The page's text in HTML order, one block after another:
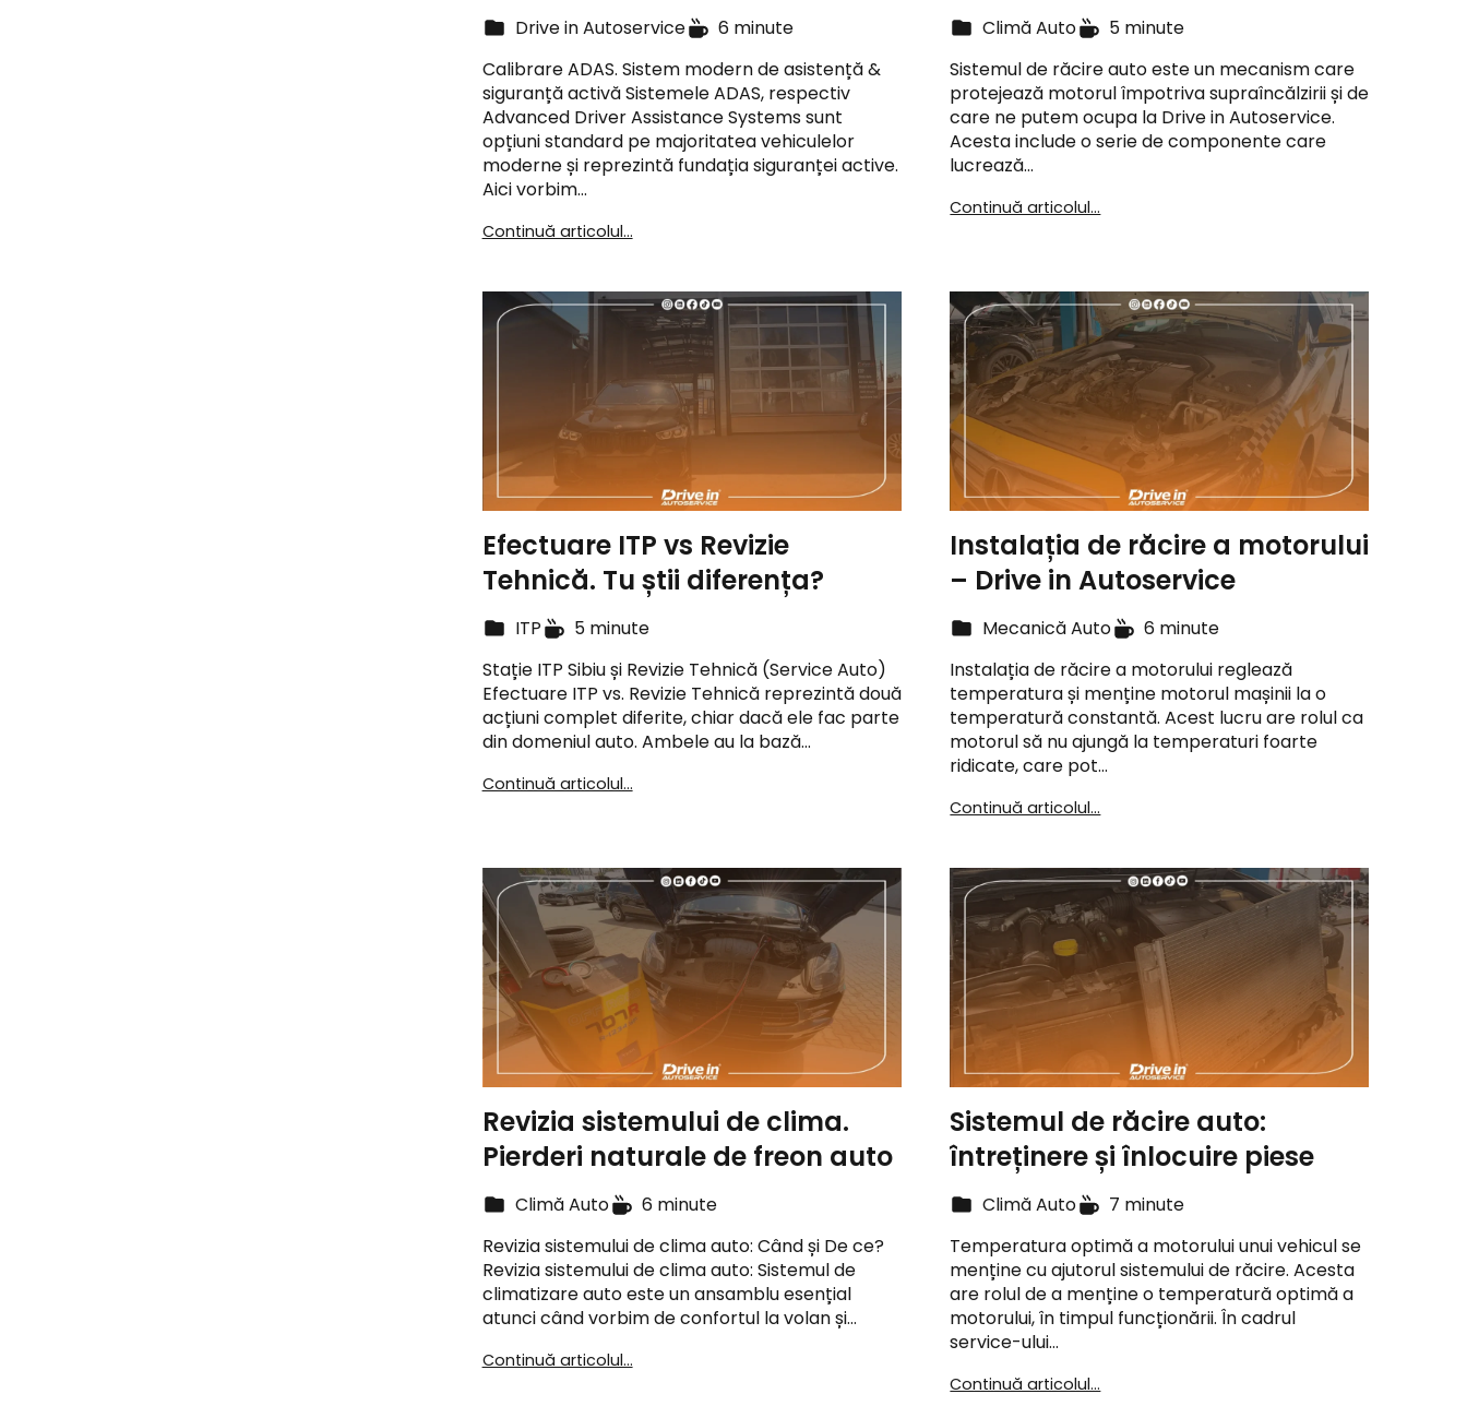
Drive in Autoservice
6 minute
Calibrare ADAS. Sistem modern de asistență &
siguranță activă Sistemele ADAS, respectiv
Advanced Driver Assistance Systems sunt
opțiuni standard pe majoritatea vehiculelor
moderne și reprezintă fundația siguranței active.
Aici vorbim…
Continuă articolul...
Climă Auto
5 minute
Sistemul de răcire auto este un mecanism care
protejează motorul împotriva supraîncălzirii și de
care ne putem ocupa la Drive in Autoservice.
Acesta include o serie de componente care
lucrează…
Continuă articolul...
Efectuare ITP vs Revizie
Tehnică. Tu știi diferența?
ITP
5 minute
Stație ITP Sibiu și Revizie Tehnică (Service Auto)
Efectuare ITP vs. Revizie Tehnică reprezintă două
acțiuni complet diferite, chiar dacă ele fac parte
din domeniul auto. Ambele au la bază…
Continuă articolul...
Instalația de răcire a motorului
– Drive in Autoservice
Mecanică Auto
6 minute
Instalația de răcire a motorului reglează
temperatura și menține motorul mașinii la o
temperatură constantă. Acest lucru are rolul ca
motorul să nu ajungă la temperaturi foarte
ridicate, care pot…
Continuă articolul...
Revizia sistemului de clima.
Pierderi naturale de freon auto
Climă Auto
6 minute
Revizia sistemului de clima auto: Când și De ce?
Revizia sistemului de clima auto: Sistemul de
climatizare auto este un ansamblu esențial
atunci când vorbim de confortul la volan și…
Continuă articolul...
Sistemul de răcire auto:
întreținere și înlocuire piese
Climă Auto
7 minute
Temperatura optimă a motorului unui vehicul se
menține cu ajutorul sistemului de răcire. Acesta
are rolul de a menține o temperatură optimă a
motorului, în timpul funcționării. În cadrul
service-ului…
Continuă articolul...